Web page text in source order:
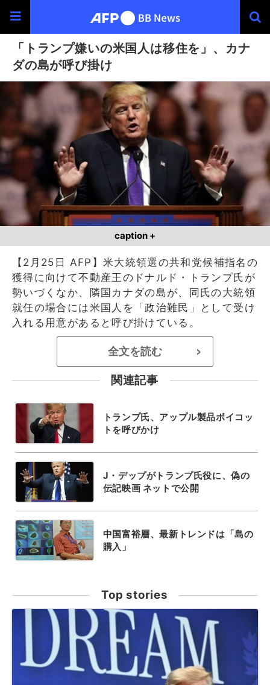
「トランプ嫌いの米国人は移住を」、カナ
ダの島が呼び掛け
caption +
【2月25日 AFP】米大統領選の共和党候補指名の
獲得に向けて不動産王のドナルド・トランプ氏が
勢いづくなか、隣国カナダの島が、同氏の大統領
就任の場合には米国人を「政治難民」として受け
入れる用意があると呼び掛けている。
全文を読む >
関連記事
トランプ氏、アップル製品ボイコッ
トを呼びかけ
J・デップがトランプ氏役に、偽の
伝記映画 ネットで公開
中国富裕層、最新トレンドは「島の
購入」
Top stories